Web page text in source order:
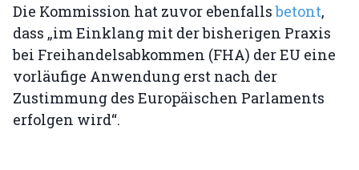
Die Kommission hat zuvor ebenfallsbetont,
dass „im Einklang mit der bisherigen Praxis
bei Freihandelsabkommen (FHA) der EU eine
vorläufige Anwendung erst nach der
Zustimmung des Europäischen Parlaments
erfolgen wird“.